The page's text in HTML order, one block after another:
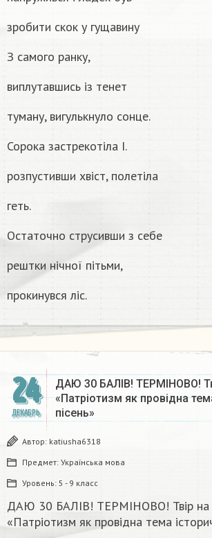
зробити скок у гущавину
З самого ранку,
виплутавшись із тенет
туману, вигулькнуло сонце.
Сорока застрекотіла I.
розпустивши хвіст, полетіла
геть.
Остаточно струсивши з себе
рештки нічної пітьми,
прокинувся лiс.
24
ДЕКАБРЬ
ДАЮ 30 БАЛІВ! ТЕРМІНОВО!
«Патріотизм як провідна
пісень»
Автор: katiusha6318
Предмет: Українська мова
Уровень: 5 - 9 класс
ДАЮ 30 БАЛІВ! ТЕРМІНОВО! Твір на
«Патріотизм як провідна тема